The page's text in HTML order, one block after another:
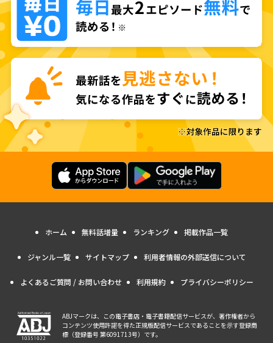
ホーム 無料話増量 ランキング 掲載作品一覧
ジャンル一覧 サイトマップ 利用者情報の外部送信について
よくあるご質問 / お問い合わせ 利用規約 プライバシーポリシー
ABJマークは、この電子書店・電子書籍配信サービスが、著作権者から
コンテンツ使用許諾を得た正規版配信サービスであることを示す登録商
標（登録番号 第6091713号）です。